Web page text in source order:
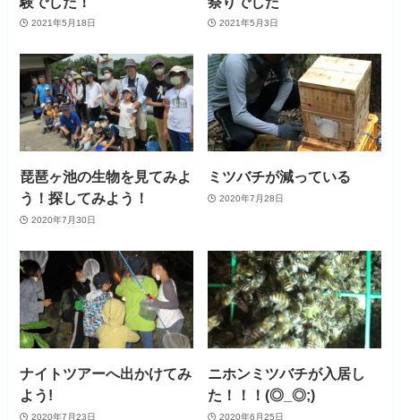
2021年5月18日 2021年5月3日
琵琶ヶ池の生物を見てみよ
う！探してみよう！
2020年7月30日
ミツバチが減っている
2020年7月28日
ナイトツアーへ出かけてみ
よう!
2020年7月23日
ニホンミツバチが入居し
た！！！(◎_◎;)
2020年6月25日